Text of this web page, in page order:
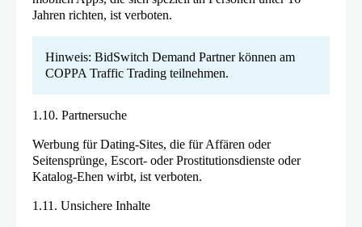
Jahren richten, ist verboten.
Hinweis: BidSwitch Demand Partner können am
COPPA Traffic Trading teilnehmen.
1.10. Partnersuche
Werbung für Dating-Sites, die für Affären oder
Seitensprünge, Escort- oder Prostitutionsdienste oder
Katalog-Ehen wirbt, ist verboten.
1.11. Unsichere Inhalte